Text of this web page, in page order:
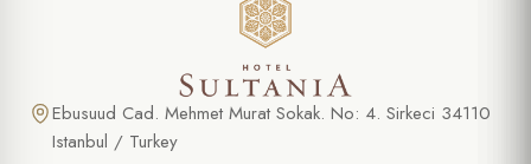
Ebusuud Cad. Mehmet Murat Sokak. No: 4. Sirkeci 34110
Istanbul / Turkey